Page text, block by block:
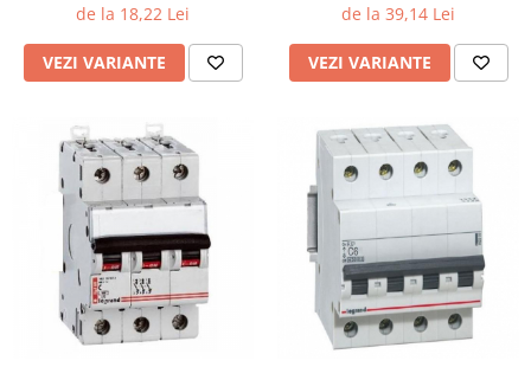
de la 18,22 Lei
VEZI VARIANTE
de la 39,14 Lei
VEZI VARIANTE